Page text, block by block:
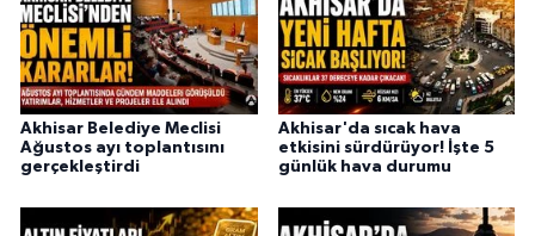
Akhisar Belediye Meclisi
Ağustos ayı toplantısını
gerçekleştirdi
Akhisar'da sıcak hava
etkisini sürdürüyor! İşte 5
günlük hava durumu